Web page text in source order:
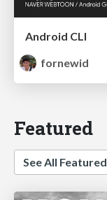
Android CLI
fornewid
Featured
See All Featured